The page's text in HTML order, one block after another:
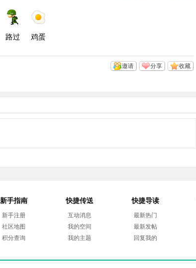
路过 鸡蛋
收藏
分享
邀请
新手指南
新手注册
社区地图
积分查询
快捷传送
互动消息
我的空间
我的主题
快捷导读
最新热门
最新发帖
回复我的